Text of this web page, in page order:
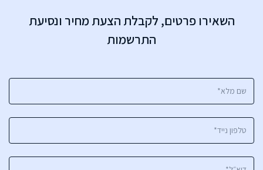
השאירו פרטים, לקבלת הצעת מחיר ונסיעת
התרשמות